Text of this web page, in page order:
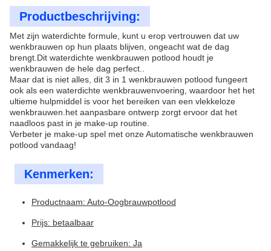
Productbeschrijving:
Met zijn waterdichte formule, kunt u erop vertrouwen dat uw
wenkbrauwen op hun plaats blijven, ongeacht wat de dag
brengt.Dit waterdichte wenkbrauwen potlood houdt je
wenkbrauwen de hele dag perfect..
Maar dat is niet alles, dit 3 in 1 wenkbrauwen potlood fungeert
ook als een waterdichte wenkbrauwenvoering, waardoor het het
ultieme hulpmiddel is voor het bereiken van een vlekkeloze
wenkbrauwen.het aanpasbare ontwerp zorgt ervoor dat het
naadloos past in je make-up routine.
Verbeter je make-up spel met onze Automatische wenkbrauwen
potlood vandaag!
Kenmerken:
Productnaam: Auto-Oogbrauwpotlood
Prijs: betaalbaar
Gemakkelijk te gebruiken: Ja